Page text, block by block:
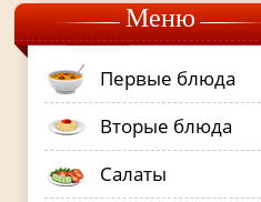
Меню
Первые блюда
Вторые блюда
Салаты